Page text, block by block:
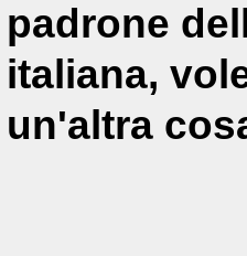
padrone
italiana,
un'altra